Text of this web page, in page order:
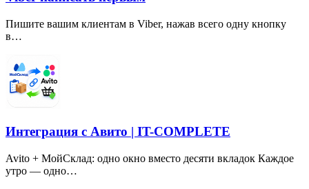
Пишите вашим клиентам в Viber, нажав всего одну кнопку
в…
Интеграция с Авито | IT-COMPLETE
Avito + МойСклад: одно окно вместо десяти вкладок Каждое
утро — одно…